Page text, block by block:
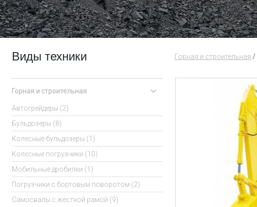
Виды техники
Горная и строительная
Автогрейдеры (2)
Бульдозеры (8)
Колесные бульдозеры (1)
Колесные погрузчики (10)
Мобильные дробилки (1)
Погрузчики с бортовым поворотом (2)
Самосвалы с жесткой рамой (9)
Горная и строительная /